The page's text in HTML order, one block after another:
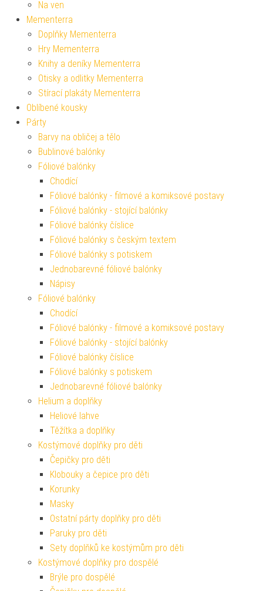
Na ven
Mementerra
Doplňky Mementerra
Hry Mementerra
Knihy a deníky Mementerra
Otisky a odlitky Mementerra
Stírací plakáty Mementerra
Oblíbené kousky
Párty
Barvy na obličej a tělo
Bublinové balónky
Fóliové balónky
Chodící
Fóliové balónky - filmové a komiksové postavy
Fóliové balónky - stojící balónky
Fóliové balónky číslice
Fóliové balónky s českým textem
Fóliové balónky s potiskem
Jednobarevné fóliové balónky
Nápisy
Fóliové balónky
Chodící
Fóliové balónky - filmové a komiksové postavy
Fóliové balónky - stojící balónky
Fóliové balónky číslice
Fóliové balónky s potiskem
Jednobarevné fóliové balónky
Helium a doplňky
Heliové lahve
Těžítka a doplňky
Kostýmové doplňky pro děti
Čepičky pro děti
Klobouky a čepice pro děti
Korunky
Masky
Ostatní párty doplňky pro děti
Paruky pro děti
Sety doplňků ke kostýmům pro děti
Kostýmové doplňky pro dospělé
Brýle pro dospělé